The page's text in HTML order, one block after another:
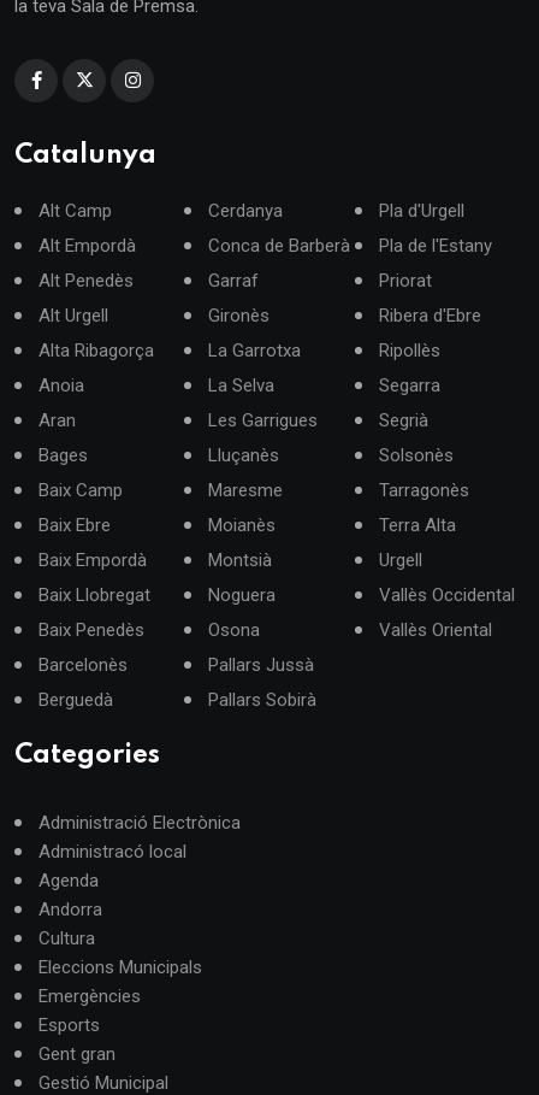
la teva Sala de Premsa.
Catalunya
Alt Camp
Alt Empordà
Alt Penedès
Alt Urgell
Alta Ribagorça
Anoia
Aran
Bages
Baix Camp
Baix Ebre
Baix Empordà
Baix Llobregat
Baix Penedès
Barcelonès
Berguedà
Cerdanya
Conca de Barberà
Garraf
Gironès
La Garrotxa
La Selva
Les Garrigues
Lluçanès
Maresme
Moianès
Montsià
Noguera
Osona
Pallars Jussà
Pallars Sobirà
Pla d'Urgell
Pla de l'Estany
Priorat
Ribera d'Ebre
Ripollès
Segarra
Segrià
Solsonès
Tarragonès
Terra Alta
Urgell
Vallès Occidental
Vallès Oriental
Categories
Administració Electrònica
Administracó local
Agenda
Andorra
Cultura
Eleccions Municipals
Emergències
Esports
Gent gran
Gestió Municipal